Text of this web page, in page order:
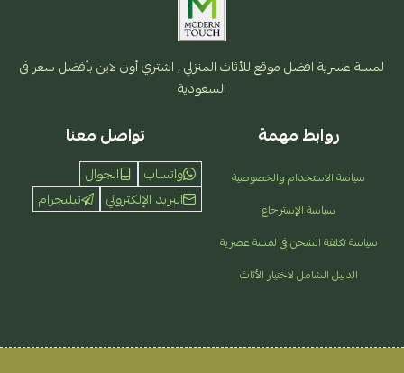
لمسة عسرية افضل موقع للأثاث المنزلي , اشتري أون لاين بأفضل سعر فى
السعودية
روابط مهمة
سياسة الاستخدام والخصوصية
سياسة الإسترجاع
سياسة تكلفة الشحن في لمسة عصرية
الدليل الشامل لاختيار الأثاث
تواصل معنا
واتساب
الجوال
البريد الإلكتروني
تيليجرام